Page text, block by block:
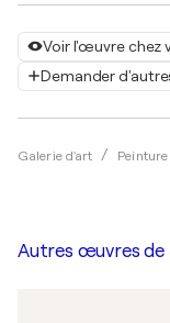
Voir l'œuvre chez
Demander
Galerie d'art Peinture
Autres œuvres de